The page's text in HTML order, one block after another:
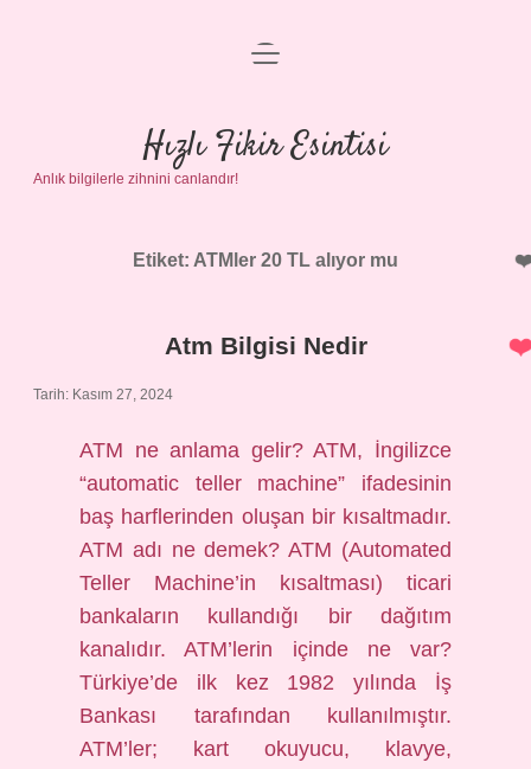
Anasayfa
Gizlilik Politikası
Yasal Uyarı
menüyü
Hızlı Fikir Esintisi
Anlık bilgilerle zihnini canlandır!
Etiket: ATMler 20 TL alıyor mu
Atm Bilgisi Nedir
Tarih: Kasım 27, 2024
ATM ne anlama gelir? ATM, İngilizce
“automatic teller machine” ifadesinin
baş harflerinden oluşan bir kısaltmadır.
ATM adı ne demek? ATM (Automated
Teller Machine’in kısaltması) ticari
bankaların kullandığı bir dağıtım
kanalıdır. ATM’lerin içinde ne var?
Türkiye’de ilk kez 1982 yılında İş
Bankası tarafından kullanılmıştır.
ATM’ler; kart okuyucu, klavye,